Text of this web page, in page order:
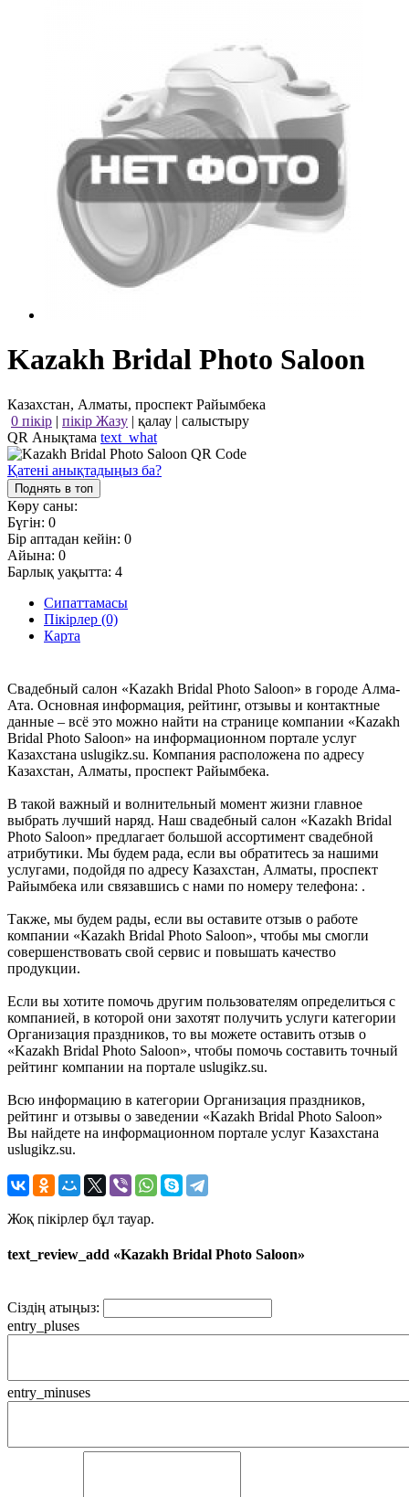
Kazakh Bridal Photo Saloon
Казахстан, Алматы, проспект Райымбека
0 пікір | пікір Жазу | қалау | салыстыру
QR Анықтама text_what
Қатені анықтадыңыз ба?
Поднять в топ
Көру саны:
Бүгін: 0
Бір аптадан кейін: 0
Айына: 0
Барлық уақытта: 4
Сипаттамасы
Пікірлер (0)
Карта
Свадебный салон «Kazakh Bridal Photo Saloon» в городе Алма-
Ата. Основная информация, рейтинг, отзывы и контактные
данные – всё это можно найти на странице компании «Kazakh
Bridal Photo Saloon» на информационном портале услуг
Казахстана uslugikz.su. Компания расположена по адресу
Казахстан, Алматы, проспект Райымбека.
В такой важный и волнительный момент жизни главное
выбрать лучший наряд. Наш свадебный салон «Kazakh Bridal
Photo Saloon» предлагает большой ассортимент свадебной
атрибутики. Мы будем рада, если вы обратитесь за нашими
услугами, подойдя по адресу Казахстан, Алматы, проспект
Райымбека или связавшись с нами по номеру телефона: .
Также, мы будем рады, если вы оставите отзыв о работе
компании «Kazakh Bridal Photo Saloon», чтобы мы смогли
совершенствовать свой сервис и повышать качество
продукции.
Если вы хотите помочь другим пользователям определиться с
компанией, в которой они захотят получить услуги категории
Организация праздников, то вы можете оставить отзыв о
«Kazakh Bridal Photo Saloon», чтобы помочь составить точный
рейтинг компании на портале uslugikz.su.
Всю информацию в категории Организация праздников,
рейтинг и отзывы о заведении «Kazakh Bridal Photo Saloon»
Вы найдете на информационном портале услуг Казахстана
uslugikz.su.
Жоқ пікірлер бұл тауар.
text_review_add «Kazakh Bridal Photo Saloon»
Сіздің атыңыз:
entry_pluses
entry_minuses